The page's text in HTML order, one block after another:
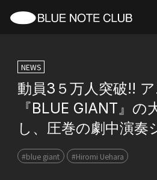
NEWS
動員3５万人突破!!
『BLUE GIANT』
し、圧巻の劇中演奏
#blue giant #Hiromi Uehara